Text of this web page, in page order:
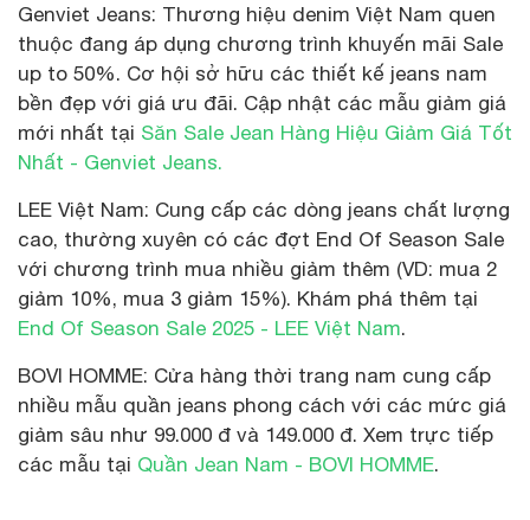
Genviet Jeans: Thương hiệu denim Việt Nam quen
thuộc đang áp dụng chương trình khuyến mãi Sale
up to 50%. Cơ hội sở hữu các thiết kế jeans nam
bền đẹp với giá ưu đãi. Cập nhật các mẫu giảm giá
mới nhất tại Săn Sale Jean Hàng Hiệu Giảm Giá Tốt
Nhất - Genviet Jeans.
LEE Việt Nam: Cung cấp các dòng jeans chất lượng
cao, thường xuyên có các đợt End Of Season Sale
với chương trình mua nhiều giảm thêm (VD: mua 2
giảm 10%, mua 3 giảm 15%). Khám phá thêm tại
End Of Season Sale 2025 - LEE Việt Nam.
BOVI HOMME: Cửa hàng thời trang nam cung cấp
nhiều mẫu quần jeans phong cách với các mức giá
giảm sâu như 99.000 đ và 149.000 đ. Xem trực tiếp
các mẫu tại Quần Jean Nam - BOVI HOMME.